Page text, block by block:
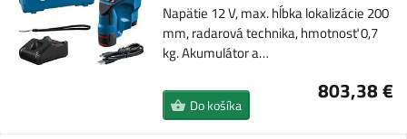
Napätie 12 V, max. hĺbka lokalizácie 200
mm, radarová technika, hmotnosť 0,7
kg. Akumulátor a…
803,38 €
Do košíka